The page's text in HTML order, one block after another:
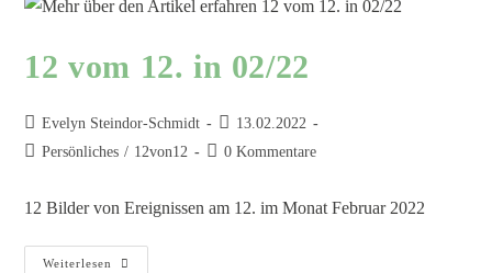
12 vom 12. in 02/22
Evelyn Steindor-Schmidt
13.02.2022
Persönliches / 12von12 0 Kommentare
12 Bilder von Ereignissen am 12. im Monat Februar 2022
Weiterlesen